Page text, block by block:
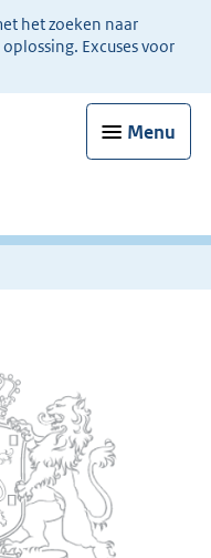
het zoeken naar
Excuses voor
Menu